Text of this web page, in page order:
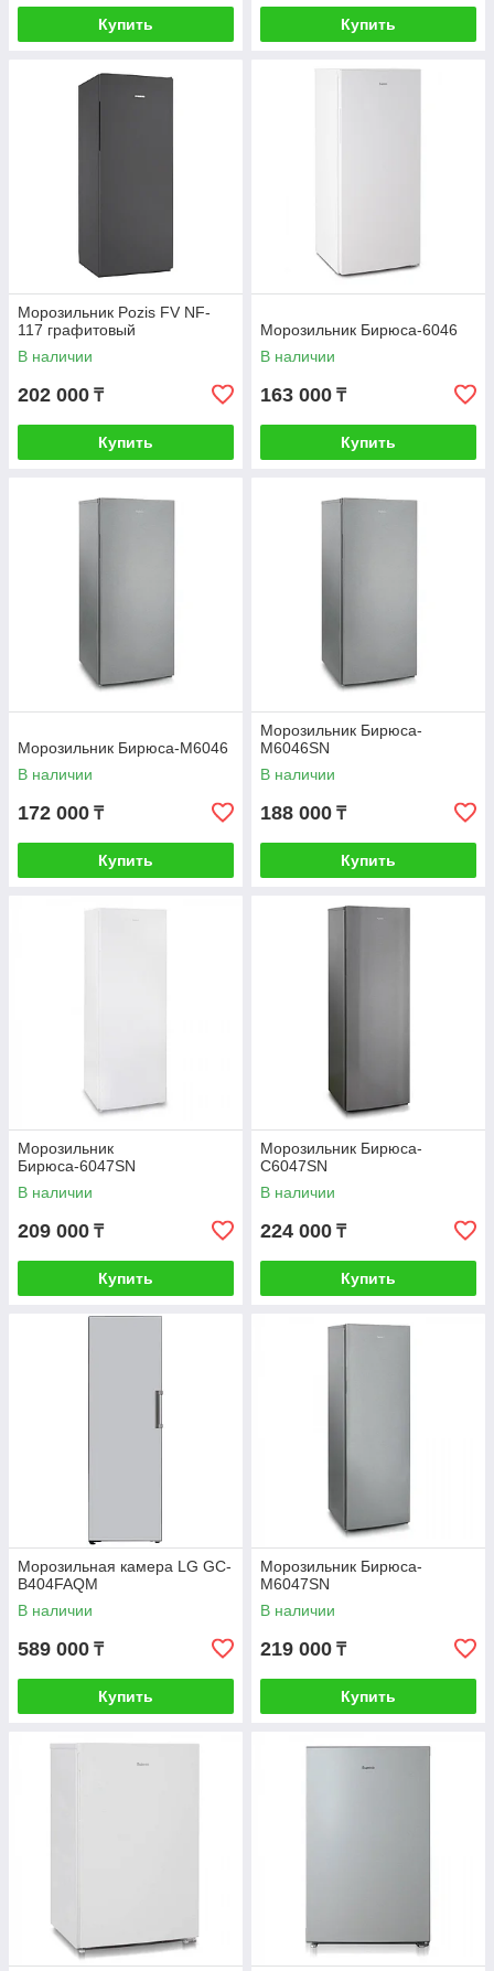
Купить Купить
Морозильник Pozis FV NF-
117 графитовый
В наличии
202 000 ₸
Купить
Морозильник Бирюса-6046
В наличии
163 000 ₸
Купить
Морозильник Бирюса-М6046
В наличии
172 000 ₸
Купить
Морозильник Бирюса-
М6046SN
В наличии
188 000 ₸
Купить
Морозильник
Бирюса-6047SN
В наличии
209 000 ₸
Купить
Морозильник Бирюса-
С6047SN
В наличии
224 000 ₸
Купить
Морозильная камера LG GC-
B404FAQM
В наличии
589 000 ₸
Купить
Морозильник Бирюса-
М6047SN
В наличии
219 000 ₸
Купить